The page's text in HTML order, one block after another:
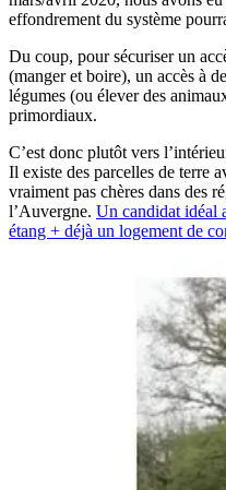
effondrement du système
Du coup, pour sécuriser un
(manger et boire), un accès à
légumes (ou élever des
primordiaux.
C’est donc plutôt vers
Il existe des parcelles de terre
vraiment pas chères dans des
l’Auvergne. Un candidat idéal
étang + déjà un logement de